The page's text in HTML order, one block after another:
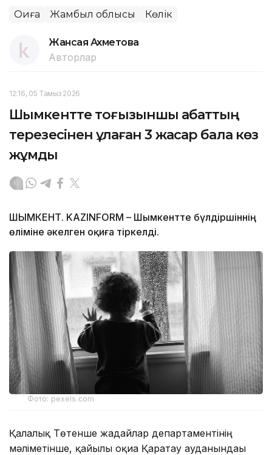
Оқиға Жамбыл облысы Көлік
Жансая Ахметова
Авторлар
12:16, 05 Тамыз 2026
Шымкентте тоғызыншы қабаттың
терезесінен құлаған 3 жасар бала көз
жұмды
ШЫМКЕНТ. KAZINFORM – Шымкентте бүлдіршіннің
өліміне әкелген оқиға тіркелді.
Фото: pexels.com
Қалалық Төтенше жағдайлар департаментінің
мәліметінше, қайғылы оқиға Қаратау ауданындағы